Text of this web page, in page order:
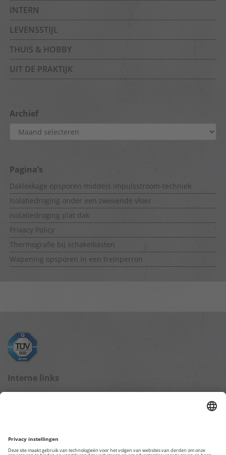
INTERN
LEVENSSTIJL
THUIS & HOBBY
UIT DE PRAKTIJK
Archief
Archief
Pagina’s
Daklekkage opsporen middels impulsstroom-techniek
Isolatiedroging onder een zwevende vloer
Isolatiedroging plat dak
Privacy Policy
Thermografie bij schakelkasten
Wapening opsporen in een treinperron
Interne links